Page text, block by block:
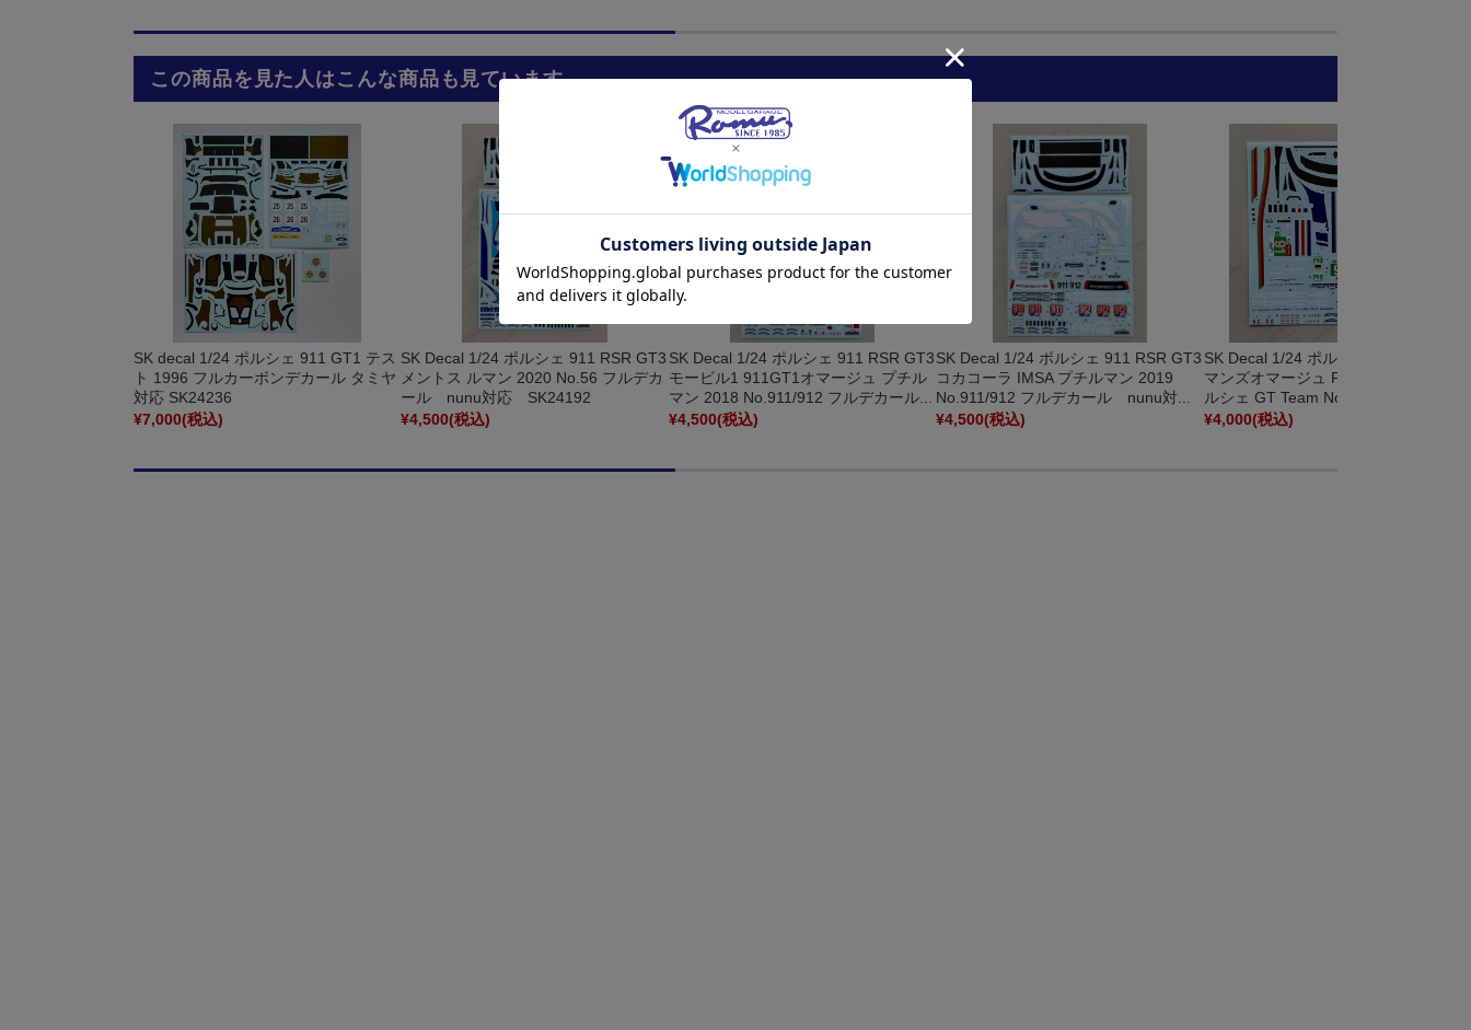
この商品を見た人はこんな商品も見ています
SK decal 1/24 ポルシェ 911 GT1 テス
ト 1996 フルカーボンデカール タミヤ
対応 SK24236
¥7,000(税込)
SK Decal 1/24 ポルシェ 911 RSR GT3
メントス ルマン 2020 No.56 フルデカ
ール nunu対応 SK24192
¥4,500(税込)
SK Decal 1/24 ポルシェ 911 RSR GT3
モービル1 911GT1オマージュ プチル
マン 2018 No.911/912 フルデカール...
¥4,500(税込)
SK Decal 1/24 ポルシェ 911 RSR GT3
コカコーラ IMSA プチルマン 2019
No.911/912 フルデカール nunu対...
¥4,500(税込)
SK Decal 1/24 ポルシェ 911 RSR ロス
マンズオマージュ FIA ルマン 2018 ポ
ルシェ GT Team No.91 フルデカー...
¥4,000(税込)